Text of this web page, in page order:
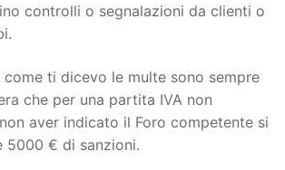
controlli o segnalazioni da clienti o
come ti dicevo le multe sono sempre
che per una partita IVA non
aver indicato il Foro competente si
5000 € di sanzioni.